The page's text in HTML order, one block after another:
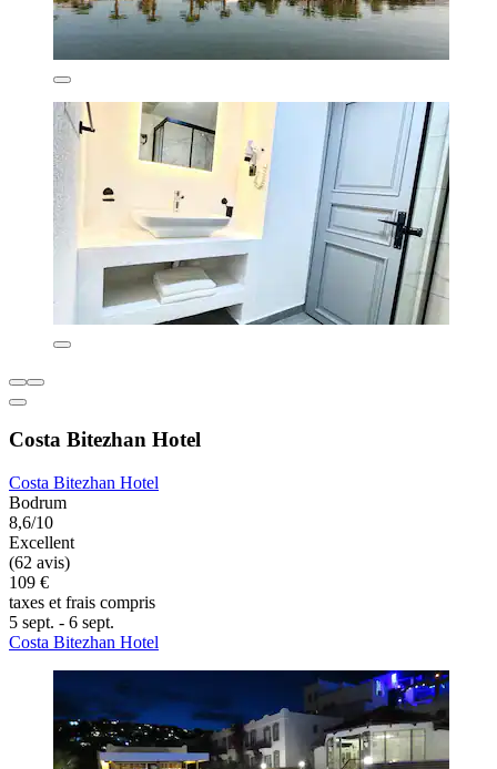
Costa Bitezhan Hotel
Costa Bitezhan Hotel
Bodrum
8,6/10
Excellent
(62 avis)
109 €
taxes et frais compris
5 sept. - 6 sept.
Costa Bitezhan Hotel